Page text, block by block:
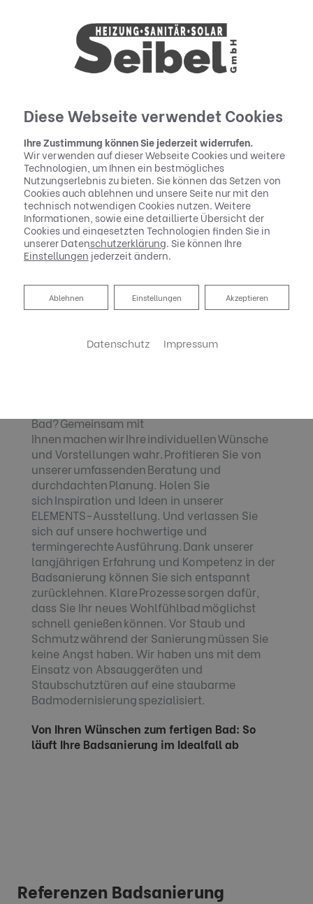
Badsanierung:
Das Bad Ihrer Träume. Wir machen es
Bad? Gemeinsam mit
Ihnen machen wir Ihre individuellen Wünsche
und Vorstellungen wahr. Profitieren Sie von
unserer umfassenden Beratung und
durchdachten Planung. Holen Sie
sich Inspiration und Ideen in unserer
ELEMENTS-Ausstellung. Und verlassen Sie
sich auf unsere hochwertige und
termingerechte Ausführung. Dank unserer
langjährigen Erfahrung und Kompetenz in der
Badsanierung können Sie sich entspannt
zurücklehnen. Klare Prozesse sorgen dafür,
dass Sie Ihr neues Wohlfühlbad möglichst
schnell genießen können. Vor Staub und
Schmutz während der Sanierung müssen Sie
keine Angst haben. Wir haben uns mit dem
Einsatz von Absauggeräten und
Staubschutztüren auf eine staubarme
Badmodernisierung spezialisiert.
Von Ihren Wünschen zum fertigen Bad: So
läuft Ihre Badsanierung im Idealfall ab
Referenzen Badsanierung
Diese Webseite verwendet Cookies
Ihre Zustimmung können Sie jederzeit widerrufen.
Wir verwenden auf dieser Webseite Cookies und weitere
Technologien, um Ihnen ein bestmögliches
Nutzungserlebnis zu bieten. Sie können das Setzen von
Cookies auch ablehnen und unsere Seite nur mit den
technisch notwendigen Cookies nutzen. Weitere
Informationen, sowie eine detaillierte Übersicht der
Cookies und eingesetzten Technologien finden Sie in
unsererDatenschutzerklärung. Sie können Ihre
Einstellungen jederzeit ändern.
Akzeptieren
Einstellungen
Ablehnen
Ablehnen
Datenschutz Impressum